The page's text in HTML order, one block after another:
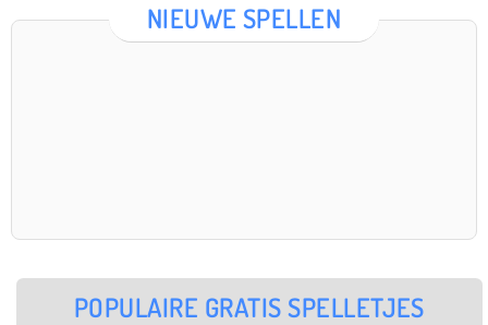
NIEUWE SPELLEN
POPULAIRE GRATIS SPELLETJES